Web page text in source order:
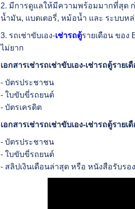
2. มีการดูแลให้มีความพร้อมมากที่สุด
น้ำมัน, แบตเตอรี่, หม้อน้ำ และ ระบบหล่
3. รถเช่าขับเอง-เช่ารถตู้รายเดือน ของ
ไม่ยาก
เอกสารเช่ารถเช่าขับเอง-เช่ารถตู้ราย
- บัตรประชาชน
- ใบขับขี่รถยนต์
- บัตรเครดิต
เอกสารเช่ารถเช่าขับเอง-เช่ารถตู้ราย
- บัตรประชาชน
- ใบขับขี่รถยนต์
- สลิปเงินเดือนล่าสุด หรือ หนังสือรับรอ